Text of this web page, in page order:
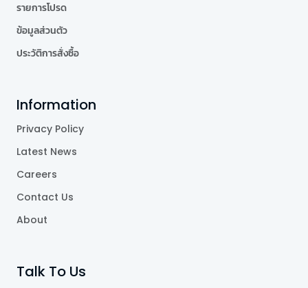
รายการโปรด
ข้อมูลส่วนตัว
ประวัติการสั่งซื้อ
Information
Privacy Policy
Latest News
Careers
Contact Us
About
Talk To Us